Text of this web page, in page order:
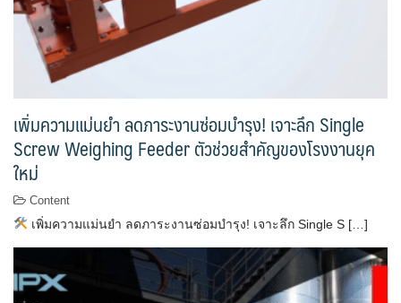
เพิ่มความแม่นยำ ลดภาระงานซ่อมบำรุง! เจาะลึก Single
Screw Weighing Feeder ตัวช่วยสำคัญของโรงงานยุค
ใหม่
Content
เพิ่มความแม่นยำ ลดภาระงานซ่อมบำรุง! เจาะลึก Single S […]